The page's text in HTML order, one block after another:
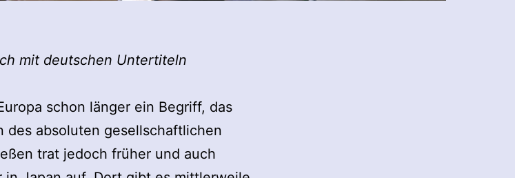
mit deutschen Untertiteln
schon länger ein Begriff, das
des absoluten gesellschaftlichen
trat jedoch früher und auch